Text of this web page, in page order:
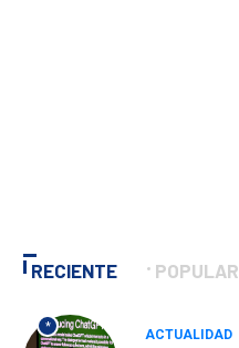
RECIENTE POPULAR
*
ACTUALIDAD